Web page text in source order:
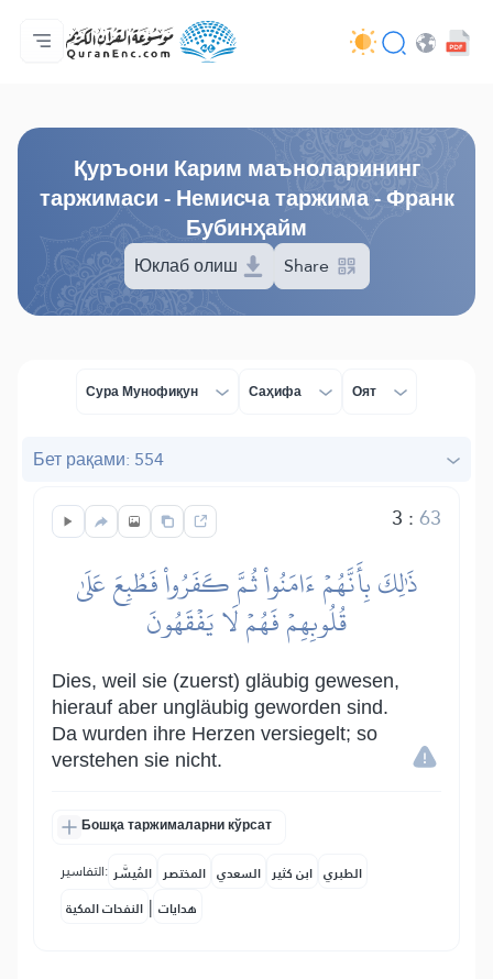
Бош саҳифа
Таржималар мундарижаси
Audio
Ривожлантирувчилар хизмати - API
Лойиҳа ҳақида
Бизга боғланинг
Тил
Қуръони Карим маъноларининг
таржимаси - Немисча таржима - Франк
Бубинҳайм
Юклаб олиш Share
Сура Мунофиқун Саҳифа Оят
Бет рақами: 554
3 :63
ذَٰلِكَ بِأَنَّهُمۡ ءَامَنُواْ ثُمَّ كَفَرُواْ فَطُبِعَ عَلَىٰ
قُلُوبِهِمۡ فَهُمۡ لَا يَفۡقَهُونَ
Dies, weil sie (zuerst) gläubig gewesen,
hierauf aber ungläubig geworden sind.
Da wurden ihre Herzen versiegelt; so
verstehen sie nicht.
Бошқа таржималарни кўрсат
التفاسير: المُيسَّر المختصر السعدي ابن كثير الطبري
النفحات المكية | هدايات